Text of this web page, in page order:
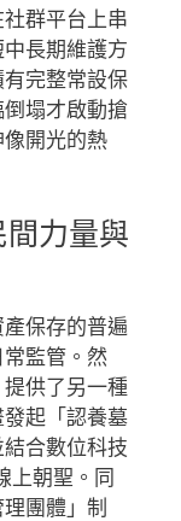
群平台上串
長期維護方
完整常設保
塌才啟動搶
開光的熱
力量與
保存的普遍
監管。然
供了另一種
起「認養墓
合數位科技
上朝聖。同
團體」制